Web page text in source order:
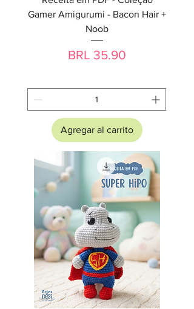
Gamer Amigurumi - Bacon Hair +
Noob
Precio
BRL 35.90
Agregar al carrito